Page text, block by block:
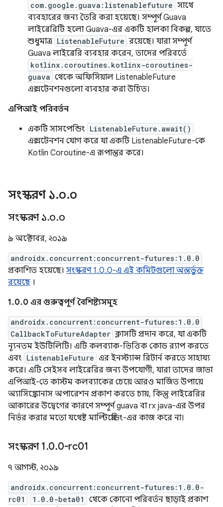
com.google.guava:listenablefuture সাথে
ব্যবহারের জন্য তৈরি করা হয়েছে। সম্পূর্ণ Guava
লাইব্রেরিটি হলো Guava-এর একটি হালকা বিকল্প, যাতে
শুধুমাত্র ListenableFuture রয়েছে। যারা সম্পূর্ণ
Guava লাইব্রেরি ব্যবহার করেন, তাদের পরিবর্তে
kotlinx.coroutines.kotlinx-coroutines-
guava থেকে অফিসিয়াল ListenableFuture
এক্সটেনশনগুলো ব্যবহার করা উচিত।
এপিআই পরিবর্তন
একটি সাসপেন্ডিং ListenableFuture.await()
এক্সটেনশন যোগ করে যা একটি ListenableFuture-কে
Kotlin Coroutine-এ রূপান্তর করে।
সংস্করণ ১.০.০
সংস্করণ ১.০.০
৯ অক্টোবর, ২০১৯
androidx.concurrent:concurrent-futures:1.0.0
প্রকাশিত হয়েছে। সংস্করণ 1.0.0-এ এই কমিটগুলো অন্তর্ভুক্ত
রয়েছে ।
1.0.0 এর গুরুত্বপূর্ণ বৈশিষ্ট্যসমূহ
androidx.concurrent:concurrent-futures:1.0.0
CallbackToFutureAdapter ক্লাসটি প্রদান করে, যা একটি
ন্যূনতম ইউটিলিটি। এটি কলব্যাক-ভিত্তিক কোড র‍্যাপ করতে
এবং ListenableFuture এর ইনস্ট্যান্স রিটার্ন করতে সাহায্য
করে। এটি সেইসব লাইব্রেরির জন্য উপযোগী, যারা তাদের জাভা
এপিআই-তে কাস্টম কলব্যাকের চেয়ে আরও মার্জিত উপায়ে
অ্যাসিঙ্ক্রোনাস অপারেশন প্রকাশ করতে চায়, কিন্তু লাইব্রেরির
আকারের উদ্বেগের কারণে সম্পূর্ণ guava বা rx java-এর উপর
নির্ভর করার মতো যথেষ্ট মাল্টিথ্রেডিং-এর কাজ করে না।
সংস্করণ 1.0.0-rc01
৭ আগস্ট, ২০১৯
androidx.concurrent:concurrent-futures:1.0.0-
rc01
1.0.0-beta01
থেকে কোনো পরিবর্তন ছাড়াই প্রকাশ